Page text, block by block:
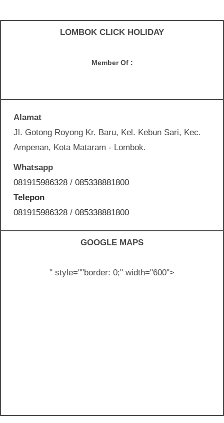
LOMBOK CLICK HOLIDAY
Member Of :
Alamat
Jl. Gotong Royong Kr. Baru, Kel. Kebun Sari, Kec.
Ampenan, Kota Mataram - Lombok.
Whatsapp
081915986328 / 085338881800
Telepon
081915986328 / 085338881800
GOOGLE MAPS
" style=""border: 0;" width="600">